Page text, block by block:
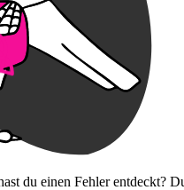
du einen Fehler entdeckt?